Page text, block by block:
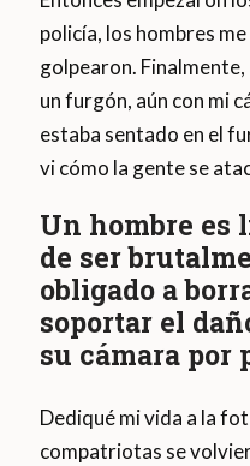
policía, los hombres
golpearon.
un furgón, aún con mi
estaba sentado en el
vi cómo la gente se
Un hombre es
de ser
obligado a
soportar el
su cámara por
Dediqué mi vida a la
compatriotas se